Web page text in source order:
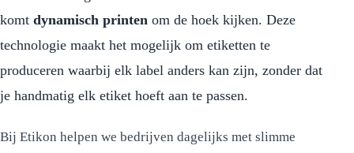
komt dynamisch printen om de hoek kijken. Deze
technologie maakt het mogelijk om etiketten te
produceren waarbij elk label anders kan zijn, zonder dat
je handmatig elk etiket hoeft aan te passen.
Bij Etikon helpen we bedrijven dagelijks met slimme